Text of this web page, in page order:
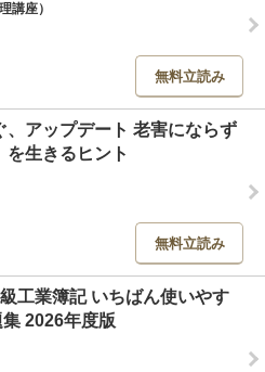
講座）
無料立読み
、アップデート 老害にならず
を生きるヒント
無料立読み
工業簿記 いちばん使いやす
2026年度版